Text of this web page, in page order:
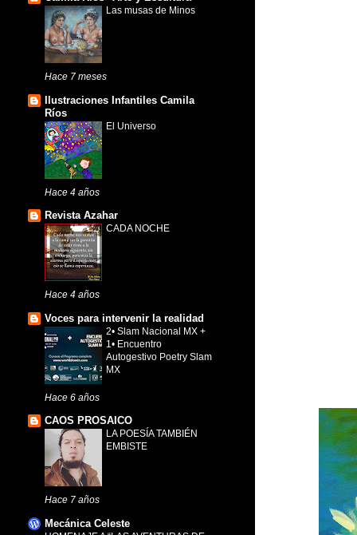
Las musas de Minos
Hace 7 meses
Ilustraciones Infantiles Camila
Ríos
El Universo
Hace 4 años
Revista Azahar
CADA NOCHE
Hace 4 años
Voces para intervenir la realidad
2• Slam Nacional MX +
1• Encuentro
Autogestivo Poetry Slam
MX
Hace 6 años
CAOS PROSAICO
LA POESÍA TAMBIÉN
EMBISTE
Hace 7 años
Mecánica Celeste